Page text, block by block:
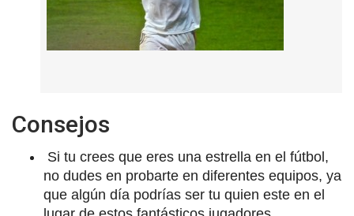
Consejos
Si tu crees que eres una estrella en el fútbol,
no dudes en probarte en diferentes equipos, ya
que algún día podrías ser tu quien este en el